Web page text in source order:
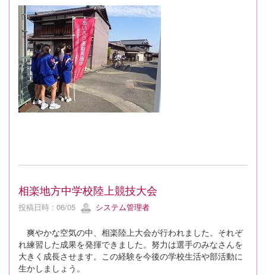
相楽地方中学校陸上競技大会
投稿日時 : 06/05 システム管理者
爽やかな空気の中、相楽陸上大会が行われました。それぞ
れ練習した成果を発揮できました。努力は選手のみなさんを
大きく成長させます。この経験を今後の学校生活や部活動に
生かしましょう。